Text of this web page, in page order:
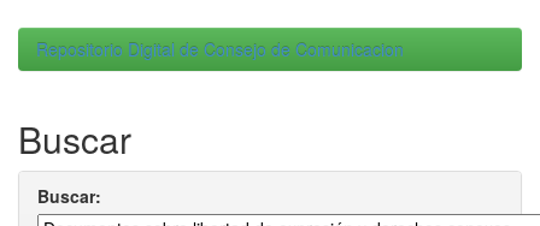
Repositorio Digital de Consejo de Comunicacion
Buscar
Buscar: